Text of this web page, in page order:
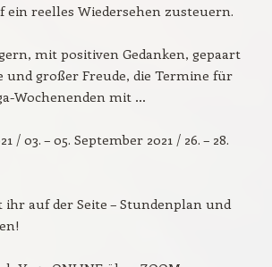
ein reelles Wiedersehen zusteuern.
mit positiven Gedanken, gepaart
und großer Freude, die Termine für
Wochenenden mit …
/ 03. – 05. September 2021 / 26. – 28.
auf der Seite – Stundenplan und